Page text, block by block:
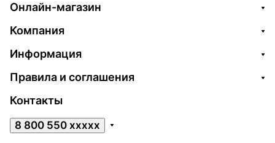
Онлайн-магазин
Компания
Информация
Правила и соглашения
Контакты
8 800 550 xxxxx